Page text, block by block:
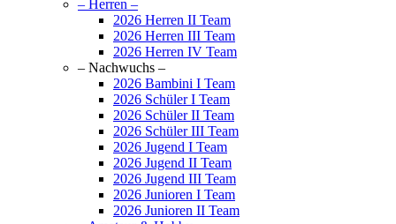
– Herren –
2026 Herren II Team
2026 Herren III Team
2026 Herren IV Team
– Nachwuchs –
2026 Bambini I Team
2026 Schüler I Team
2026 Schüler II Team
2026 Schüler III Team
2026 Jugend I Team
2026 Jugend II Team
2026 Jugend III Team
2026 Junioren I Team
2026 Junioren II Team